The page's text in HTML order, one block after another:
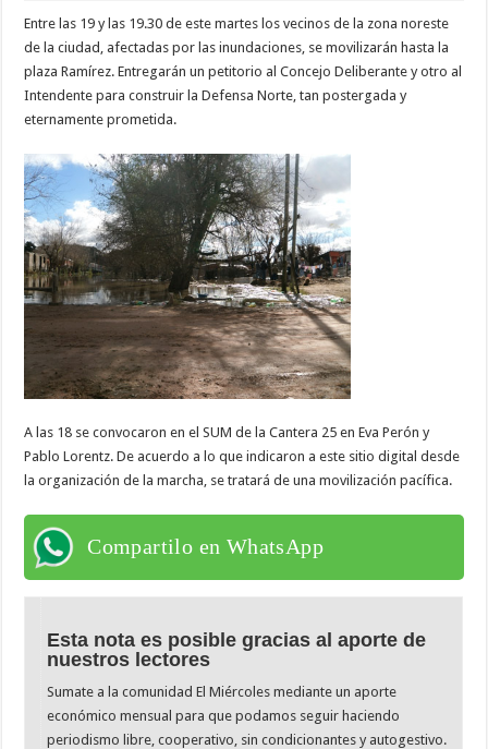
Entre las 19 y las 19.30 de este martes los vecinos de la zona noreste
de la ciudad, afectadas por las inundaciones, se movilizarán hasta la
plaza Ramírez. Entregarán un petitorio al Concejo Deliberante y otro al
Intendente para construir la Defensa Norte, tan postergada y
eternamente prometida.
A las 18 se convocaron en el SUM de la Cantera 25 en Eva Perón y
Pablo Lorentz. De acuerdo a lo que indicaron a este sitio digital desde
la organización de la marcha, se tratará de una movilización pacífica.
Compartilo en WhatsApp
Esta nota es posible gracias al aporte de
nuestros lectores
Sumate a la comunidad El Miércoles mediante un aporte
económico mensual para que podamos seguir haciendo
periodismo libre, cooperativo, sin condicionantes y autogestivo.